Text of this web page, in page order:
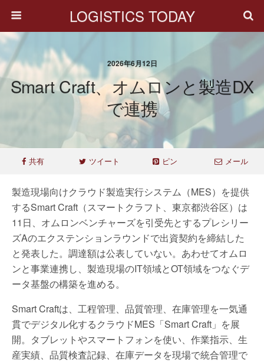
LOGISTICS TODAY
2026年6月12日
Smart Craft、オムロンと製造DX
で連携
共有 ツイート ピン メール
製造現場向けクラウド製造実行システム（MES）を提供
するSmart Craft（スマートクラフト、東京都渋谷区）は
11日、オムロンベンチャーズを引受先とするプレシリー
ズAのエクステンションラウンドで出資契約を締結した
と発表した。調達額は公表していない。あわせてオムロ
ンと事業連携し、製造現場のIT領域とOT領域をつなぐデ
ータ基盤の構築を進める。
Smart Craftは、工程管理、品質管理、在庫管理を一気通
貫でデジタル化するクラウドMES「Smart Craft」を展
開。タブレットやスマートフォンを使い、作業指示、生
産実績、品質検査記録、在庫データを現場で統合管理で